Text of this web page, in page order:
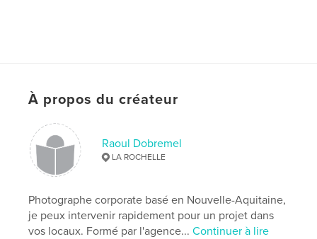
À propos du créateur
Raoul Dobremel
LA ROCHELLE
Photographe corporate basé en Nouvelle-Aquitaine,
je peux intervenir rapidement pour un projet dans
vos locaux. Formé par l'agence...Continuer à lire